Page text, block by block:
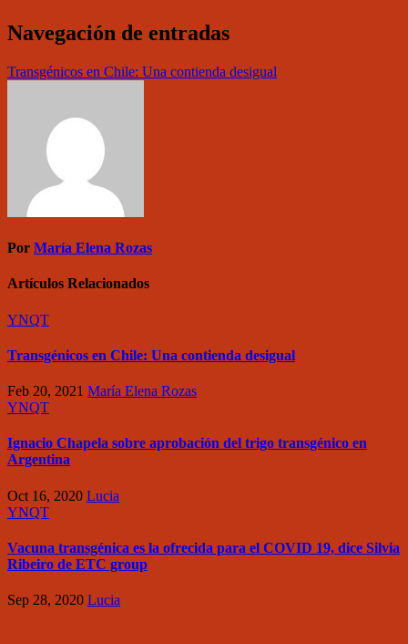
Navegación de entradas
Transgénicos en Chile: Una contienda desigual
Por María Elena Rozas
Artículos Relacionados
YNQT
Transgénicos en Chile: Una contienda desigual
Feb 20, 2021 María Elena Rozas
YNQT
Ignacio Chapela sobre aprobación del trigo transgénico en
Argentina
Oct 16, 2020 Lucia
YNQT
Vacuna transgénica es la ofrecida para el COVID 19, dice Silvia
Ribeiro de ETC group
Sep 28, 2020 Lucia